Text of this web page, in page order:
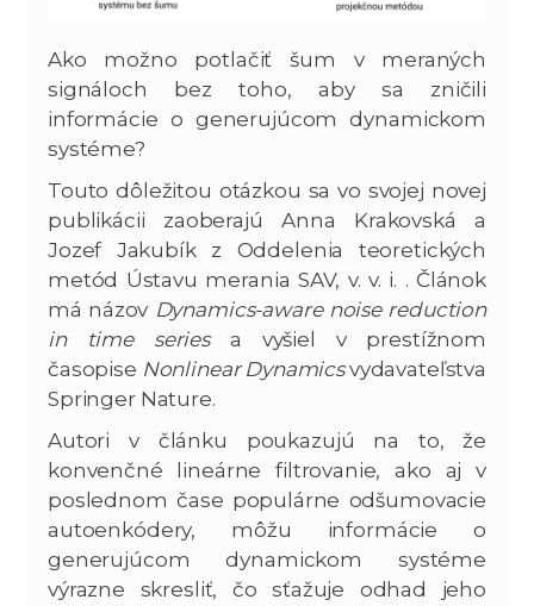
Ako možno potlačiť šum v meraných
signáloch bez toho, aby sa zničili
informácie o generujúcom dynamickom
systéme?
Touto dôležitou otázkou sa vo svojej novej
publikácii zaoberajú Anna Krakovská a
Jozef Jakubík z Oddelenia teoretických
metód Ústavu merania SAV, v. v. i. . Článok
má názov Dynamics-aware noise reduction
in time seriesa vyšiel v prestížnom
časopise Nonlinear Dynamicsvydavateľstva
Springer Nature.
Autori v článku poukazujú na to, že
konvenčné lineárne filtrovanie, ako aj v
poslednom čase populárne odšumovacie
autoenkódery, môžu informácie o
generujúcom dynamickom systéme
výrazne skresliť, čo sťažuje odhad jeho